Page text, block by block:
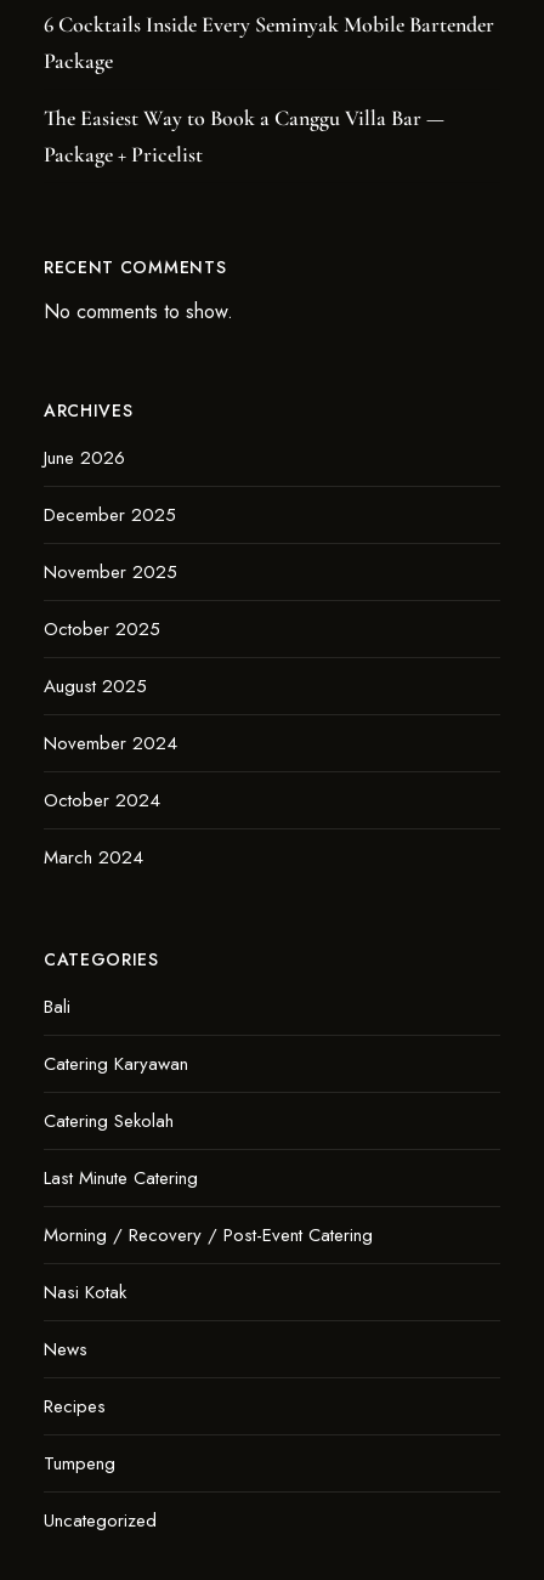
6 Cocktails Inside Every Seminyak Mobile Bartender
Package
The Easiest Way to Book a Canggu Villa Bar —
Package + Pricelist
RECENT COMMENTS
No comments to show.
ARCHIVES
June 2026
December 2025
November 2025
October 2025
August 2025
November 2024
October 2024
March 2024
CATEGORIES
Bali
Catering Karyawan
Catering Sekolah
Last Minute Catering
Morning / Recovery / Post-Event Catering
Nasi Kotak
News
Recipes
Tumpeng
Uncategorized